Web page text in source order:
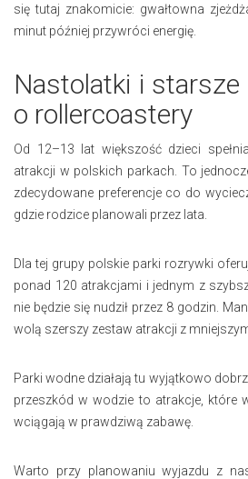
się tutaj znakomicie: gwałtowna
minut później przywróci energię.
Nastolatki i
o rollercoastery
Od 12–13 lat większość dzieci
atrakcji w polskich parkach. To
zdecydowane preferencje co do
gdzie rodzice planowali przez lata.
Dla tej grupy polskie parki rozrywki
ponad 120 atrakcjami i jednym z
nie będzie się nudził przez 8 godzin.
wolą szerszy zestaw atrakcji z
Parki wodne działają tu wyjątkowo
przeszkód w wodzie to atrakcje, które
wciągają w prawdziwą zabawę.
Warto przy planowaniu wyjazdu z